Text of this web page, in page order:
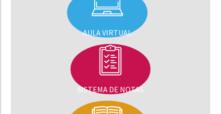
AULA VIRTUAL
SISTEMA DE NOTAS